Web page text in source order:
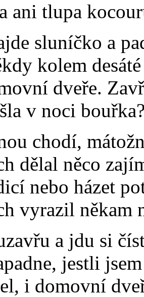
ani tlupa
sluníčko a
kolem
dveře.
v noci
chodí,
dělal něco
nebo házet
vyrazil někam
a jdu si
jestli
i domovní